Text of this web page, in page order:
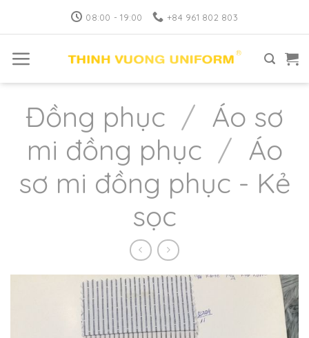
08:00 - 19:00 +84 961 802 803
Đồng phục / Áo sơ
mi đồng phục / Áo
sơ mi đồng phục - Kẻ
sọc